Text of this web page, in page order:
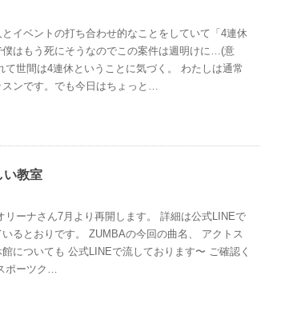
イベントの打ち合わせ的なことをしていて「4連休
僕はもう死にそうなのでこの案件は週明けに…(意
て世間は4連休ということに気づく。 わたしは通常
スンです。でも今日はちょっと…
い教室
リーナさん7月より再開します。 詳細は公式LINEで
るとおりです。 ZUMBAの今回の曲名、 アクトス
についても 公式LINEで流しております〜 ご確認く
ポーツク…